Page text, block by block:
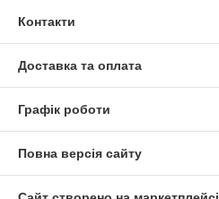
Контакти
Доставка та оплата
Графік роботи
Повна версія сайту